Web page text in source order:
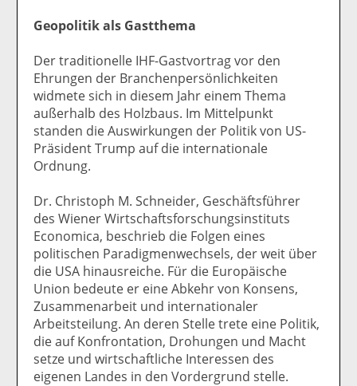
Geopolitik als Gastthema
Der traditionelle IHF-Gastvortrag vor den
Ehrungen der Branchenpersönlichkeiten
widmete sich in diesem Jahr einem Thema
außerhalb des Holzbaus. Im Mittelpunkt
standen die Auswirkungen der Politik von US-
Präsident Trump auf die internationale
Ordnung.
Dr. Christoph M. Schneider, Geschäftsführer
des Wiener Wirtschaftsforschungsinstituts
Economica, beschrieb die Folgen eines
politischen Paradigmenwechsels, der weit über
die USA hinausreiche. Für die Europäische
Union bedeute er eine Abkehr von Konsens,
Zusammenarbeit und internationaler
Arbeitsteilung. An deren Stelle trete eine Politik,
die auf Konfrontation, Drohungen und Macht
setze und wirtschaftliche Interessen des
eigenen Landes in den Vordergrund stelle.